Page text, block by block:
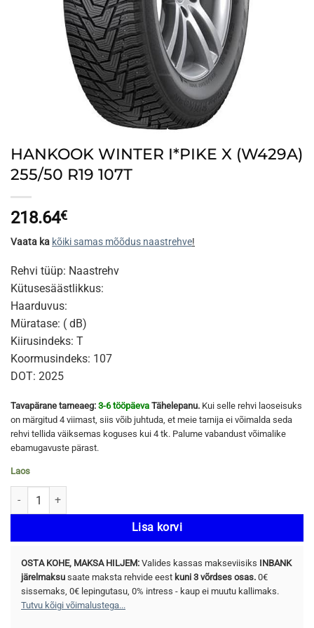
HANKOOK WINTER I*PIKE X (W429A)
255/50 R19 107T
218.64€
Vaata ka kõiki samas mõõdus naastrehve!
Rehvi tüüp: Naastrehv
Kütusesäästlikkus:
Haarduvus:
Müratase: ( dB)
Kiirusindeks: T
Koormusindeks: 107
DOT: 2025
Tavapärane tarneaeg: 3-6 tööpäeva Tähelepanu. Kui selle rehvi laoseisuks
on märgitud 4 viimast, siis võib juhtuda, et meie tarnija ei võimalda seda
rehvi tellida väiksemas koguses kui 4 tk. Palume vabandust võimalike
ebamugavuste pärast.
Laos
HANKOOK WINTER I*PIKE X (W429A) 255/50 R19 107T kogus
Lisa korvi
OSTA KOHE, MAKSA HILJEM: Valides kassas makseviisiks INBANK
järelmaksu saate maksta rehvide eest kuni 3 võrdses osas. 0€
sissemaks, 0€ lepingutasu, 0% intress - kaup ei muutu kallimaks.
Tutvu kõigi võimalustega...